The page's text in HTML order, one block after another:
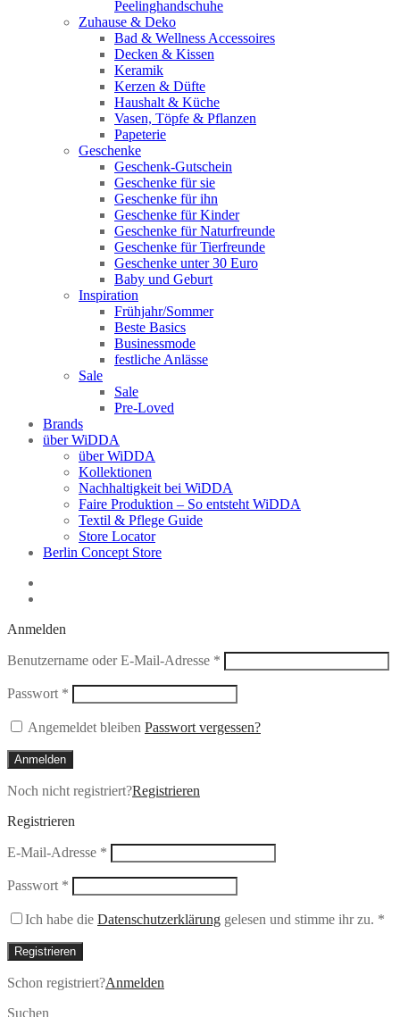
Peelinghandschuhe
Zuhause & Deko
Bad & Wellness Accessoires
Decken & Kissen
Keramik
Kerzen & Düfte
Haushalt & Küche
Vasen, Töpfe & Pflanzen
Papeterie
Geschenke
Geschenk-Gutschein
Geschenke für sie
Geschenke für ihn
Geschenke für Kinder
Geschenke für Naturfreunde
Geschenke für Tierfreunde
Geschenke unter 30 Euro
Baby und Geburt
Inspiration
Frühjahr/Sommer
Beste Basics
Businessmode
festliche Anlässe
Sale
Sale
Pre-Loved
Brands
über WiDDA
über WiDDA
Kollektionen
Nachhaltigkeit bei WiDDA
Faire Produktion – So entsteht WiDDA
Textil & Pflege Guide
Store Locator
Berlin Concept Store
Anmelden
Benutzername oder E-Mail-Adresse * Erforderlich
Passwort * Erforderlich
Angemeldet bleiben Passwort vergessen?
Anmelden
Noch nicht registriert?Registrieren
Registrieren
E-Mail-Adresse * Erforderlich
Passwort * Erforderlich
Ich habe die Datenschutzerklärung gelesen und stimme ihr zu. *
Registrieren
Schon registriert?Anmelden
Suchen